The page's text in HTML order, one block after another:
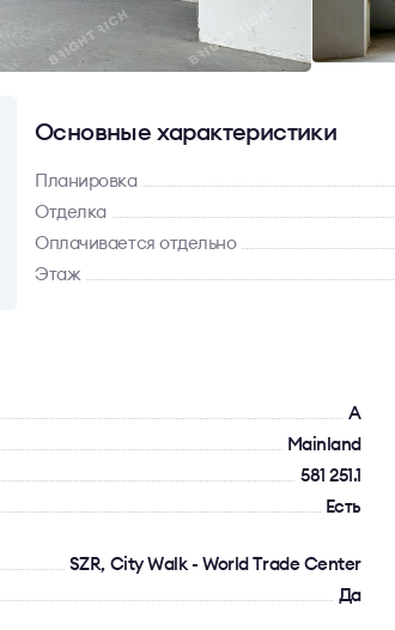
Основные характеристики
Планировка
Отделка
Оплачивается отдельно
Этаж
A
Mainland
581 251.1
Есть
SZR, City Walk - World Trade Center
Да